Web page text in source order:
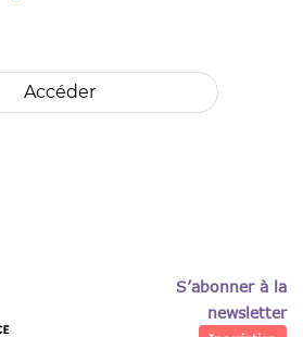
Accéder
S’abonner à la
newsletter